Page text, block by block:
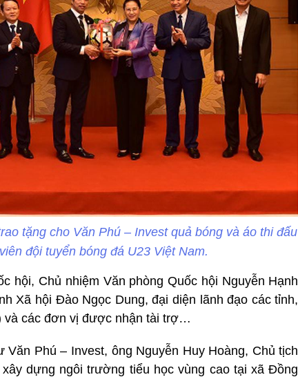
tặng cho Văn Phú – Invest quả bóng và áo thi đấu
đội tuyển bóng đá U23 Việt Nam.
hội, Chủ nhiệm Văn phòng Quốc hội Nguyễn Hạnh
Xã hội Đào Ngọc Dung, đại diện lãnh đạo các tỉnh,
và các đơn vị được nhận tài trợ…
Phú – Invest, ông Nguyễn Huy Hoàng, Chủ tịch
dựng ngôi trường tiểu học vùng cao tại xã Đồng